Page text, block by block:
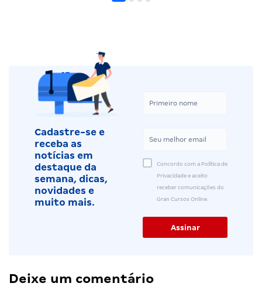
Cadastre-se e
receba as
notícias em
destaque da
semana, dicas,
novidades e
muito mais.
Concordo com a Política de
Privacidade e aceito
receber comunicações do
Gran Cursos Online.
Deixe um comentário